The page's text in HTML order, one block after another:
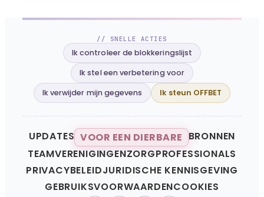
// SNELLE ACTIES
Ik controleer de blokkeringslijst
Ik stel een verbetering voor
Ik verwijder mijn gegevens
Ik steun OFFBET
UPDATES VOOR EEN DIERBARE BRONNEN
TEAMVERENIGINGENZORGPROFESSIONALS
PRIVACYBELEIDJURIDISCHE KENNISGEVING
GEBRUIKSVOORWAARDENCOOKIES